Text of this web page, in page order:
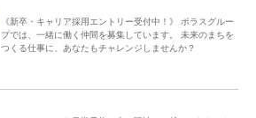
《新卒・キャリア採用エントリー受付中！》 ポラスグルー
プでは、一緒に働く仲間を募集しています。 未来のまちを
つくる仕事に、あなたもチャレンジしませんか？